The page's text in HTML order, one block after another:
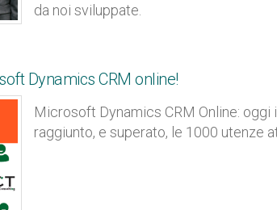
da noi sviluppate.
Dynamics CRM online!
Microsoft Dynamics CRM Online: oggi
raggiunto, e superato, le 1000 utenze